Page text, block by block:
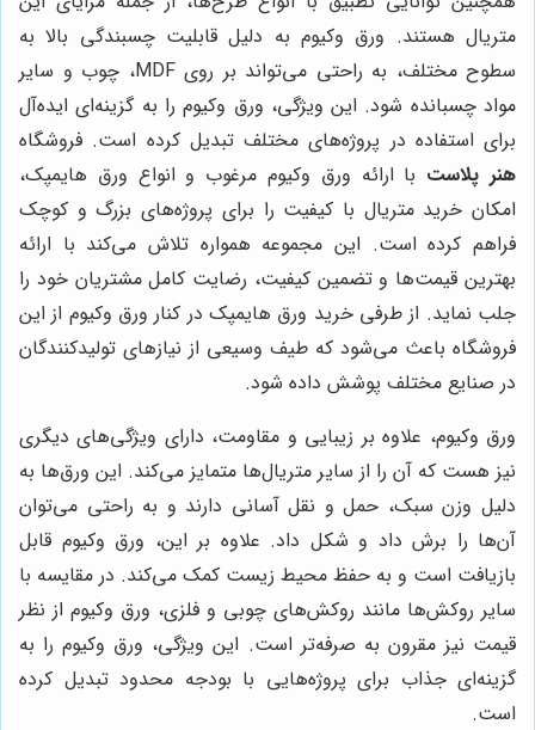
متریال هستند. ورق وکیوم به دلیل قابلیت چسبندگی بالا به
سطوح مختلف، به راحتی می‌تواند بر روی MDF، چوب و سایر
مواد چسبانده شود. این ویژگی، ورق وکیوم را به گزینه‌ای ایده‌آل
برای استفاده در پروژه‌های مختلف تبدیل کرده است. فروشگاه
هنر پلاست با ارائه ورق وکیوم مرغوب و انواع ورق هایمپک،
امکان خرید متریال با کیفیت را برای پروژه‌های بزرگ و کوچک
فراهم کرده است. این مجموعه همواره تلاش می‌کند با ارائه
بهترین قیمت‌ها و تضمین کیفیت، رضایت کامل مشتریان خود را
جلب نماید. از طرفی خرید ورق هایمپک در کنار ورق وکیوم از این
فروشگاه باعث می‌شود که طیف وسیعی از نیازهای تولیدکنندگان
در صنایع مختلف پوشش داده شود.
ورق وکیوم، علاوه بر زیبایی و مقاومت، دارای ویژگی‌های دیگری
نیز هست که آن را از سایر متریال‌ها متمایز می‌کند. این ورق‌ها به
دلیل وزن سبک، حمل و نقل آسانی دارند و به راحتی می‌توان
آن‌ها را برش داد و شکل داد. علاوه بر این، ورق وکیوم قابل
بازیافت است و به حفظ محیط زیست کمک می‌کند. در مقایسه با
سایر روکش‌ها مانند روکش‌های چوبی و فلزی، ورق وکیوم از نظر
قیمت نیز مقرون به صرفه‌تر است. این ویژگی، ورق وکیوم را به
گزینه‌ای جذاب برای پروژه‌هایی با بودجه محدود تبدیل کرده
است.